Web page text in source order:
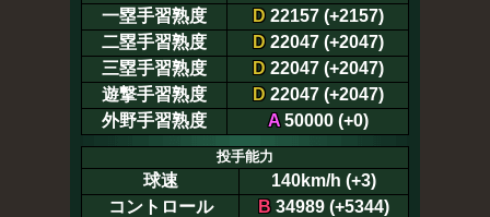
一塁手習熟度
D22157 (+2157)
二塁手習熟度
D22047 (+2047)
三塁手習熟度
D22047 (+2047)
遊撃手習熟度
D22047 (+2047)
外野手習熟度
A50000 (+0)
投手能力
球速
140km/h (+3)
コントロール
B 34989 (+5344)